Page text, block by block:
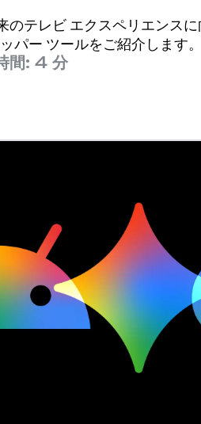
のテレビ エクスペリエンス
パー ツールをご紹介します。
間: 4 分